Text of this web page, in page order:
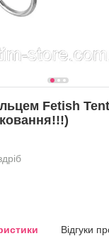
Fetish
Відгуки